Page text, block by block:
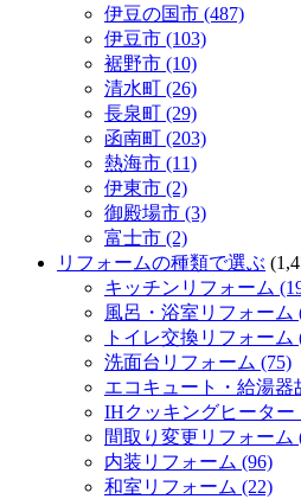
伊豆の国市 (487)
伊豆市 (103)
裾野市 (10)
清水町 (26)
長泉町 (29)
函南町 (203)
熱海市 (11)
伊東市 (2)
御殿場市 (3)
富士市 (2)
リフォームの種類で選ぶ
キッチンリフォーム
風呂・浴室リフォーム
トイレ交換リフォーム
洗面台リフォーム (75)
エコキュート・給湯器
IHクッキングヒーター
間取り変更リフォーム
内装リフォーム (96)
和室リフォーム (22)